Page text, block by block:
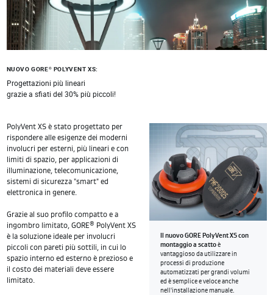
NUOVO GORE® POLYVENT XS:
Progettazioni più lineari
grazie a sfiati del 30% più piccoli!
Il nuovo GORE PolyVent XS con
montaggio a scatto è
vantaggioso da utilizzare in
processi di produzione
automatizzati per grandi volumi
ed è semplice e veloce anche
nell'installazione manuale.
PolyVent XS è stato progettato per
rispondere alle esigenze dei moderni
involucri per esterni, più lineari e con
limiti di spazio, per applicazioni di
illuminazione, telecomunicazione,
sistemi di sicurezza "smart" ed
elettronica in genere.
Grazie al suo profilo compatto e a
ingombro limitato, GORE®
PolyVent XS
è la soluzione ideale per involucri
piccoli con pareti più sottili, in cui lo
spazio interno ed esterno è prezioso e
il costo dei materiali deve essere
limitato.